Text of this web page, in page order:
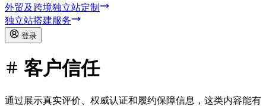
外贸及跨境独立站定制
独立站搭建服务
登录
客户信任
通过展示真实评价、权威认证和履约保障信息，这类内容能有